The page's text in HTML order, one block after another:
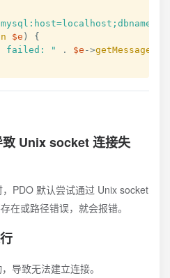
$e )
{
failed: " . $e ->getMessage
Unix socket 连接失
，PDO 默认尝试通过 Unix socket
在或路径错误，就会报错。
导致无法建立连接。